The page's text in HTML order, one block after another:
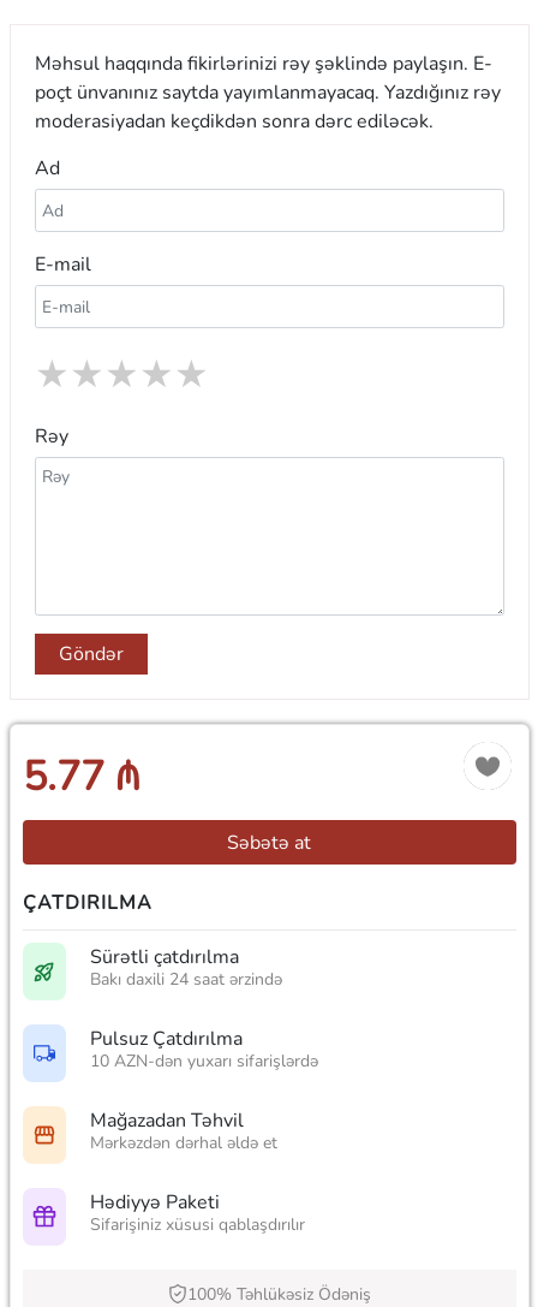
Məhsul haqqında fikirlərinizi rəy şəklində paylaşın. E-
poçt ünvanınız saytda yayımlanmayacaq. Yazdığınız rəy
moderasiyadan keçdikdən sonra dərc ediləcək.
Ad
E-mail
★
★
★
★
★
Rəy
Göndər
5.77 ₼
Səbətə at
ÇATDIRILMA
Sürətli çatdırılma
Bakı daxili 24 saat ərzində
Pulsuz Çatdırılma
10 AZN-dən yuxarı sifarişlərdə
Mağazadan Təhvil
Mərkəzdən dərhal əldə et
Hədiyyə Paketi
Sifarişiniz xüsusi qablaşdırılır
100% Təhlükəsiz Ödəniş